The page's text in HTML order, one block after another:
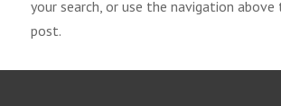
your search, or use the navigation
post.